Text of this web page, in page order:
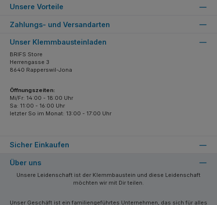
Unsere Vorteile
Zahlungs- und Versandarten
Sicher Einkaufen
Unser Klemmbausteinladen
BRIFS Store
Herrengasse 3
8640 Rapperswil-Jona
Öffnungszeiten:
Mi/Fr: 14:00 - 18:00 Uhr
Sa: 11:00 - 16:00 Uhr
letzter So im Monat: 13:00 - 17:00 Uhr
Über uns
Unsere Leidenschaft ist der Klemmbaustein und diese Leidenschaft
möchten wir mit Dir teilen.
Unser Geschäft ist ein familiengeführtes Unternehmen, das sich für alles